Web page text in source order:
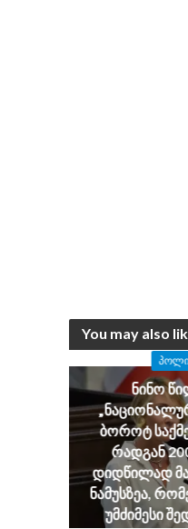
You may also
ნინო
ბოროტ
რადგან
დიდწილად
ნამუსზეა,
უმძიმესი